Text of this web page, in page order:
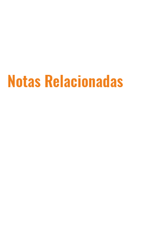
Notas Relacionadas